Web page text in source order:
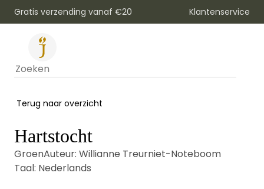
Gratis verzending vanaf €20 Klantenservice
Terug naar overzicht
Hartstocht
GroenAuteur: Willianne Treurniet-Noteboom
Taal: Nederlands